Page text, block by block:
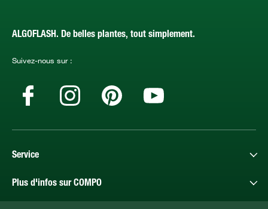
ALGOFLASH. De belles plantes, tout simplement.
Suivez-nous sur :
Service
Plus d'infos sur COMPO